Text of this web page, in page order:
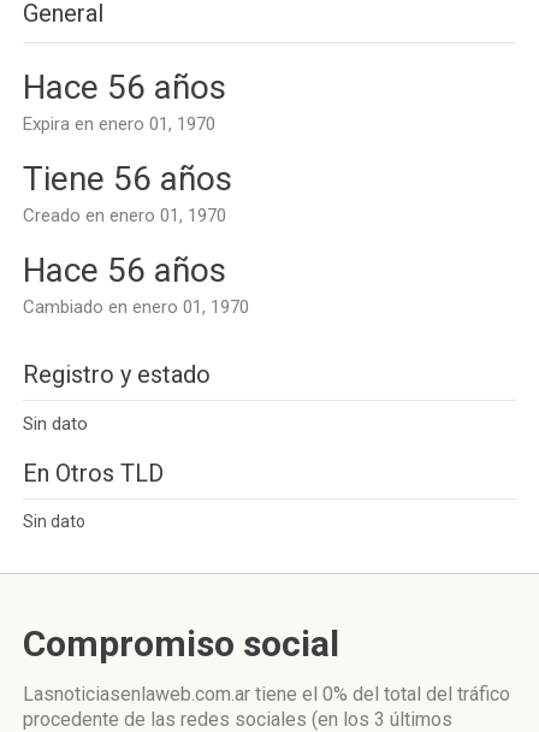
General
Hace 56 años
Expira en enero 01, 1970
Tiene 56 años
Creado en enero 01, 1970
Hace 56 años
Cambiado en enero 01, 1970
Registro y estado
Sin dato
En Otros TLD
Sin dato
Compromiso social
Lasnoticiasenlaweb.com.ar tiene el 0% del total del tráfico
procedente de las redes sociales (en los 3 últimos